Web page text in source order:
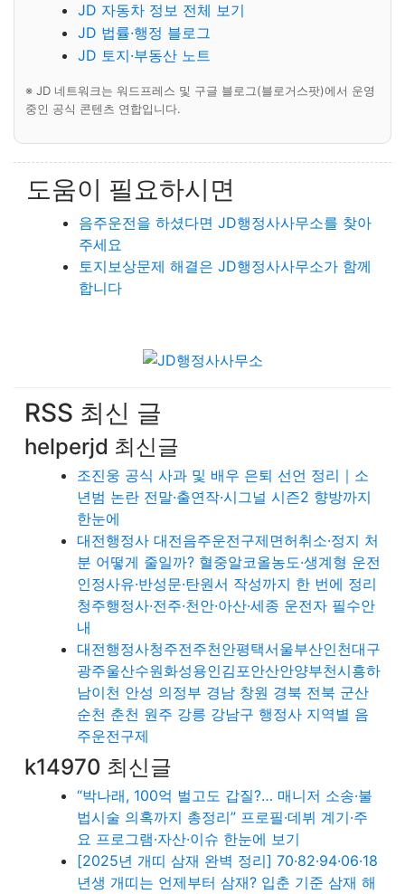
JD 자동차 정보 전체 보기
JD 법률·행정 블로그
JD 토지·부동산 노트
※ JD 네트워크는 워드프레스 및 구글 블로그(블로거스팟)에서 운영
중인 공식 콘텐츠 연합입니다.
도움이 필요하시면
음주운전을 하셨다면 JD행정사사무소를 찾아
주세요
토지보상문제 해결은 JD행정사사무소가 함께
합니다
RSS 최신 글
helperjd 최신글
조진웅 공식 사과 및 배우 은퇴 선언 정리｜소
년범 논란 전말·출연작·시그널 시즌2 향방까지
한눈에
대전행정사 대전음주운전구제면허취소·정지 처
분 어떻게 줄일까? 혈중알코올농도·생계형 운전
인정사유·반성문·탄원서 작성까지 한 번에 정리
청주행정사·전주·천안·아산·세종 운전자 필수안
내
대전행정사청주전주천안평택서울부산인천대구
광주울산수원화성용인김포안산안양부천시흥하
남이천 안성 의정부 경남 창원 경북 전북 군산
순천 춘천 원주 강릉 강남구 행정사 지역별 음
주운전구제
k14970 최신글
“박나래, 100억 벌고도 갑질?… 매니저 소송·불
법시술 의혹까지 총정리” 프로필·데뷔 계기·주
요 프로그램·자산·이슈 한눈에 보기
[2025년 개띠 삼재 완벽 정리] 70·82·94·06·18
년생 개띠는 언제부터 삼재? 입춘 기준 삼재 해